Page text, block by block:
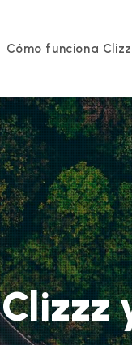
Cómo funciona
Clizzz